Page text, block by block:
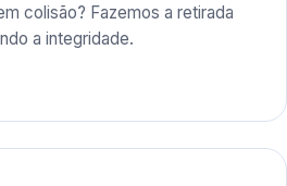
colisão? Fazemos a retirada
a integridade.